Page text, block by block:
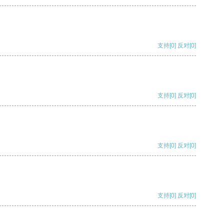
支持[0] 反对[0]
支持[0] 反对[0]
支持[0] 反对[0]
支持[0] 反对[0]